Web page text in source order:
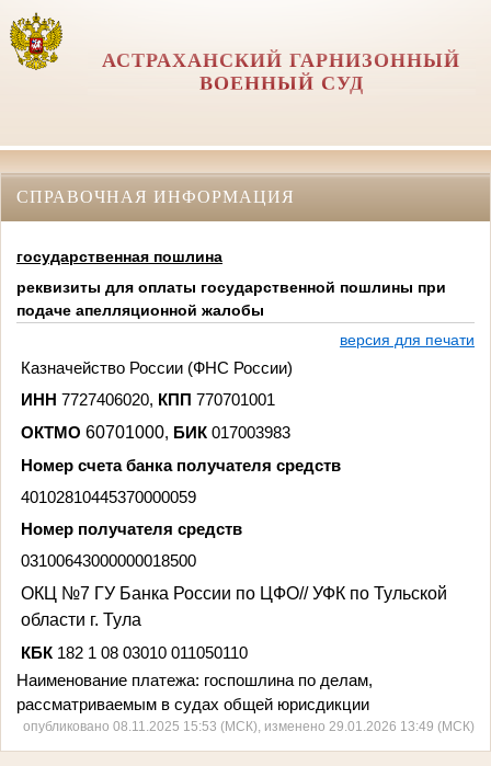
АСТРАХАНСКИЙ ГАРНИЗОННЫЙ
ВОЕННЫЙ СУД
СПРАВОЧНАЯ ИНФОРМАЦИЯ
государственная пошлина
реквизиты для оплаты государственной пошлины при
подаче апелляционной жалобы
версия для печати
Казначейство России (ФНС России)
ИНН 7727406020, КПП 770701001
ОКТМО 60701000, БИК017003983
Номер счета банка получателя средств
40102810445370000059
Номер получателя средств
03100643000000018500
ОКЦ №7 ГУ Банка России по ЦФО// УФК по Тульской
области г. Тула
КБК182 1 08 03010 011050110
Наименование платежа: госпошлина по делам,
рассматриваемым в судах общей юрисдикции
опубликовано 08.11.2025 15:53 (МСК), изменено 29.01.2026 13:49 (МСК)